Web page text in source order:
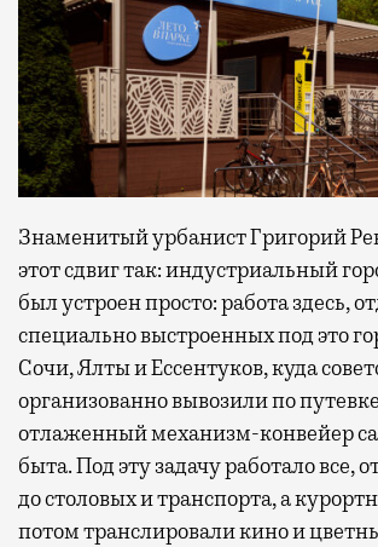
Знаменитый урбанист Григорий
этот сдвиг так: индустриальный
был устроен просто: работа здесь,
специально выстроенных под это
Сочи, Ялты и Ессентуков, куда
организованно вывозили по
отлаженный механизм-конвейер
быта. Под эту задачу работало все,
до столовых и транспорта, а
потом транслировали кино и